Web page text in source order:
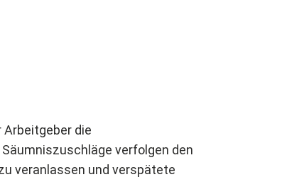
die
verfolgen den
veranlassen und verspätete